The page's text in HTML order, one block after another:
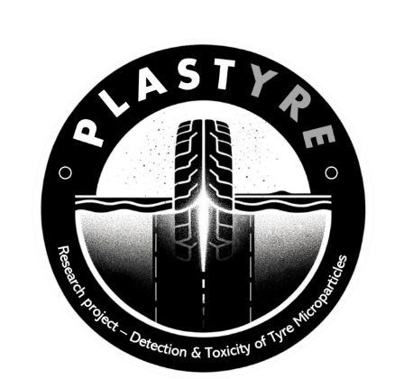
:
Une
Thèse
QUALYSE
Éclaire
L’impact
De
Cette
Pollution
Encore
Invisible